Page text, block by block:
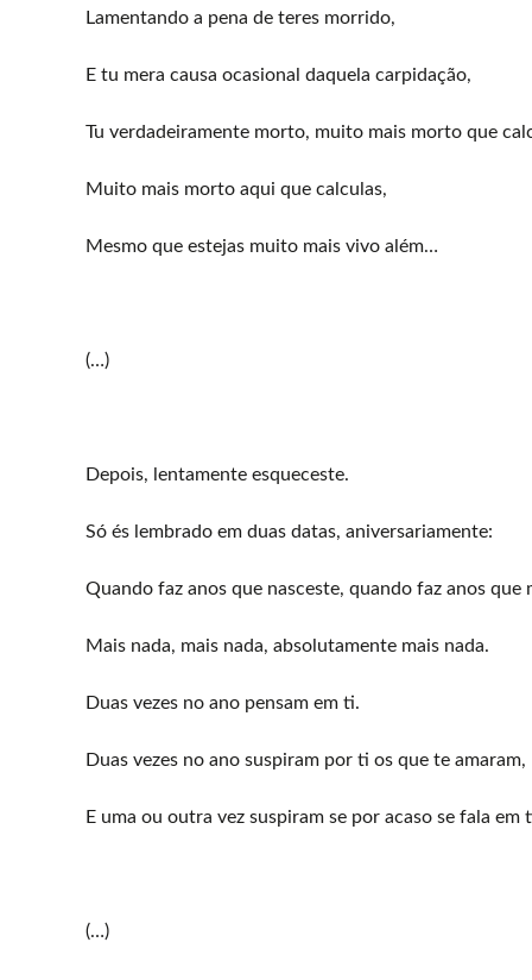
Lamentando a pena de teres morrido,
E tu mera causa ocasional daquela carpidação,
Tu verdadeiramente morto, muito mais morto que
Muito mais morto aqui que calculas,
Mesmo que estejas muito mais vivo além…
(…)
Depois, lentamente esqueceste.
Só és lembrado em duas datas, aniversariamente:
Quando faz anos que nasceste, quando faz anos que
Mais nada, mais nada, absolutamente mais nada.
Duas vezes no ano pensam em ti.
Duas vezes no ano suspiram por ti os que te amaram,
E uma ou outra vez suspiram se por acaso se fala em
(…)